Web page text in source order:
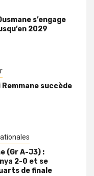
s’engage
2029
Remmane succède
(Gr A-J3) :
2-0 et se
de finale